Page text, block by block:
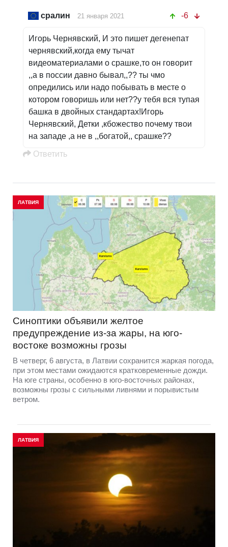
сралин 21 января 2021 -6
Игорь Чернявский, И это пишет дегенепат
чернявский,когда ему тычат
видеоматериалами о срашке,то он говорит
,,а в поссии давно бывал,,?? ты чмо
опредились или надо побывать в месте о
котором говоришь или нет??у тебя вся тупая
башка в двойных стандартах!Игорь
Чернявский, Детки ,кбожество почему твои
на западе ,а не в ,,богатой,, срашке??
Oтветить
ЛАТВИЯ
Синоптики объявили желтое
предупреждение из-за жары, на юго-
востоке возможны грозы
В четверг, 6 августа, в Латвии сохранится жаркая погода,
при этом местами ожидаются кратковременные дожди.
На юге страны, особенно в юго-восточных районах,
возможны грозы с сильными ливнями и порывистым
ветром.
ЛАТВИЯ